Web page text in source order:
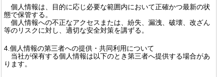
個人情報は、目的に応じ必要な範囲内において正確かつ最新の状
態で保管する。
個人情報への不正なアクセスまたは、紛失、漏洩、破壊、改ざん
等のリスクに対し、適切な安全対策を講ずる。
4.個人情報の第三者への提供・共同利用について
当社が保有する個人情報は以下のとき第三者へ提供する場合があ
ります。